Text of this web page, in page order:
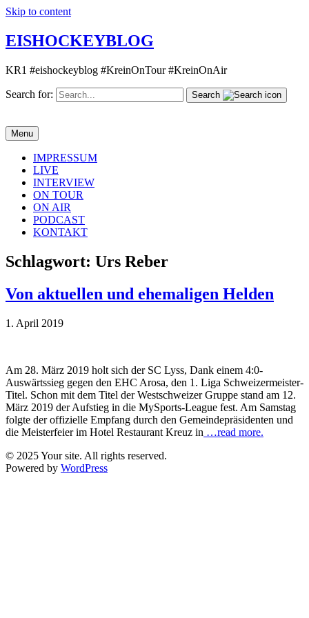
Skip to content
EISHOCKEYBLOG
KR1 #eishockeyblog #KreinOnTour #KreinOnAir
Search for: Search
Menu
IMPRESSUM
LIVE
INTERVIEW
ON TOUR
ON AIR
PODCAST
KONTAKT
Schlagwort: Urs Reber
Von aktuellen und ehemaligen Helden
1. April 2019
Am 28. März 2019 holt sich der SC Lyss, Dank einem 4:0-
Auswärtssieg gegen den EHC Arosa, den 1. Liga Schweizermeister-
Titel. Schon mit dem Titel der Westschweizer Gruppe stand am 12.
März 2019 der Aufstieg in die MySports-League fest. Am Samstag
folgte der offizielle Empfang durch den Gemeindepräsidenten und
die Meisterfeier im Hotel Restaurant Kreuz in …read more.
© 2025 Your site. All rights reserved.
Powered by WordPress